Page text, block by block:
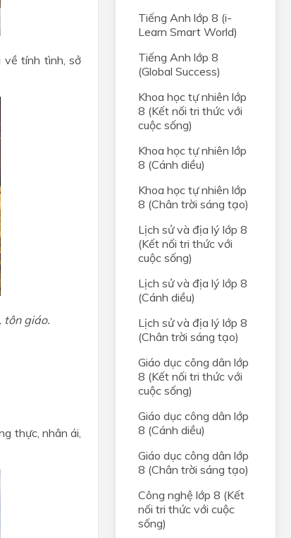
về tính tình, sở
tôn giáo.
thực, nhân ái,
Tiếng Anh lớp 8 (i-
Learn Smart World)
Tiếng Anh lớp 8
(Global Success)
Khoa học tự nhiên lớp
8 (Kết nối tri thức với
cuộc sống)
Khoa học tự nhiên lớp
8 (Cánh diều)
Khoa học tự nhiên lớp
8 (Chân trời sáng tạo)
Lịch sử và địa lý lớp 8
(Kết nối tri thức với
cuộc sống)
Lịch sử và địa lý lớp 8
(Cánh diều)
Lịch sử và địa lý lớp 8
(Chân trời sáng tạo)
Giáo dục công dân lớp
8 (Kết nối tri thức với
cuộc sống)
Giáo dục công dân lớp
8 (Cánh diều)
Giáo dục công dân lớp
8 (Chân trời sáng tạo)
Công nghệ lớp 8 (Kết
nối tri thức với cuộc
sống)